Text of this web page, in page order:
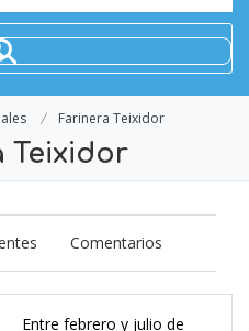
Farinera Teixidor
Teixidor
Comentarios
Entre febrero y julio de